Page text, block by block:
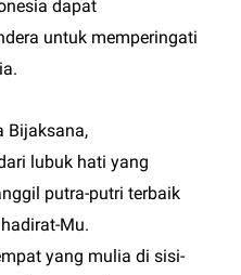
dapat
untuk memperingati
Bijaksana,
lubuk hati yang
putra-putri terbaik
Mu.
yang mulia di sisi-